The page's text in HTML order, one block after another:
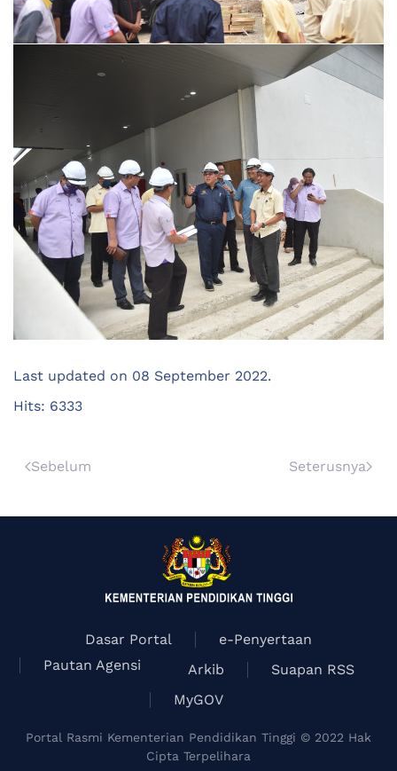
Last updated on 08 September 2022.
Hits: 6333
Sebelum Seterusnya
Dasar Portal
e-Penyertaan
Pautan Agensi
Arkib
Suapan RSS
MyGOV
Portal Rasmi Kementerian Pendidikan Tinggi © 2022 Hak
Cipta Terpelihara